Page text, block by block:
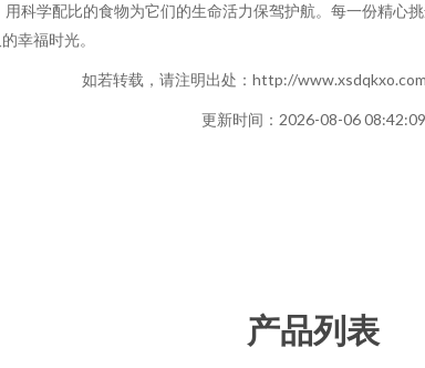
科学配比的食物为它们的生命活力保驾护航。每一份精心
幸福时光。
如若转载，请注明出处：http://
更新时间：2026-08-06 08:42:09
产品列表